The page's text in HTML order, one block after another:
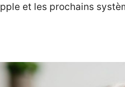
et les prochains